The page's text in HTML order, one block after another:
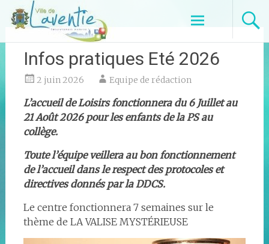
Aller
principal
Pôle jeunesse
Infos pratiques Eté 2026
2 juin 2026 Equipe de rédaction
L’accueil de Loisirs fonctionnera du 6 Juillet au
21 Août 2026 pour les enfants de la PS au
collège.
Toute l’équipe veillera au bon fonctionnement
de l’accueil dans le respect des protocoles et
directives donnés par la DDCS.
Le centre fonctionnera 7 semaines sur le
thème de LA VALISE MYSTÉRIEUSE